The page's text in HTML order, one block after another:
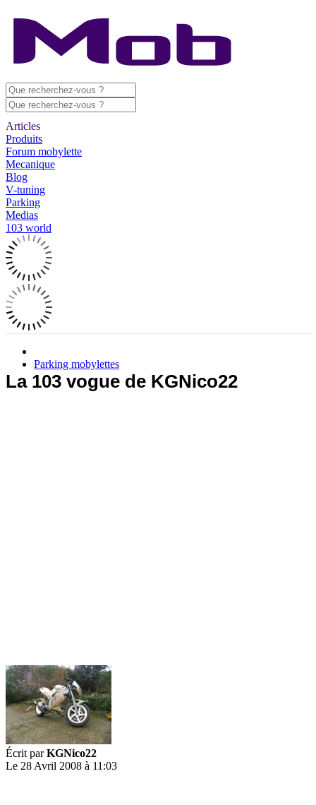
Articles
Produits
Forum mobylette
Mecanique
Blog
V-tuning
Parking
Medias
103 world
Parking mobylettes
La 103 vogue de KGNico22
Écrit parKGNico22
Le 28 Avril 2008 à 11:03